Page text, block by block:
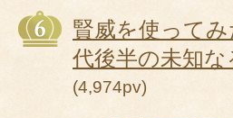
賢威を使って
代後半の未知
(4,974pv)